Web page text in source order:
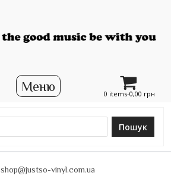
0 items-0,00 грн
Пошук
shop@justso-vinyl.com.ua